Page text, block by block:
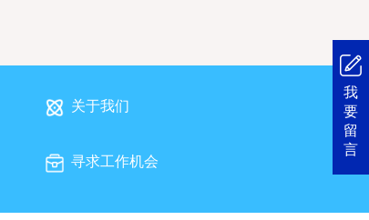
关于我们
寻求工作机会
我
要
留
言